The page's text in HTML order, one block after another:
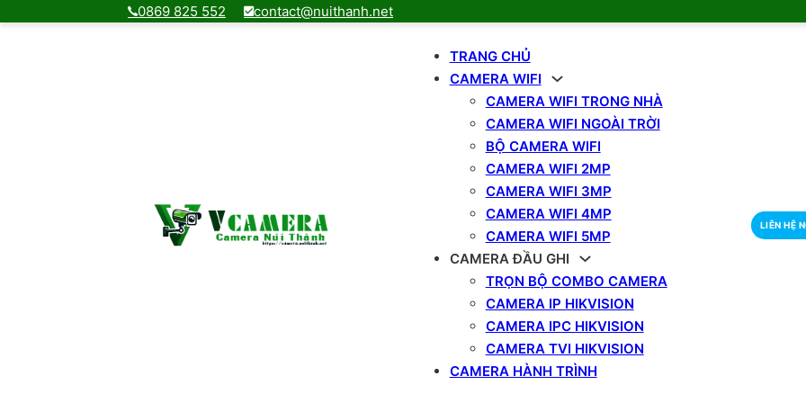
0869 825 552 contact@nuithanh.net
TRANG CHỦ
CAMERA WIFI
CAMERA WIFI TRONG NHÀ
CAMERA WIFI NGOÀI TRỜI
BỘ CAMERA WIFI
CAMERA WIFI 2MP
CAMERA WIFI 3MP
CAMERA WIFI 4MP
CAMERA WIFI 5MP
CAMERA ĐẦU GHI
TRỌN BỘ COMBO CAMERA
CAMERA IP HIKVISION
CAMERA IPC HIKVISION
CAMERA TVI HIKVISION
CAMERA HÀNH TRÌNH
LIÊN HỆ